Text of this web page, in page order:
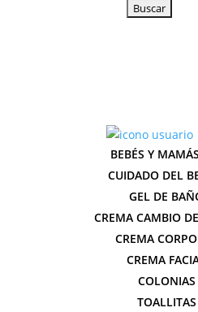
BEBÉS Y MAMÁS
CUIDADO DEL
GEL DE
CREMA CAMBIO
CREMA
CREMA
COLONIAS
TOALLITAS